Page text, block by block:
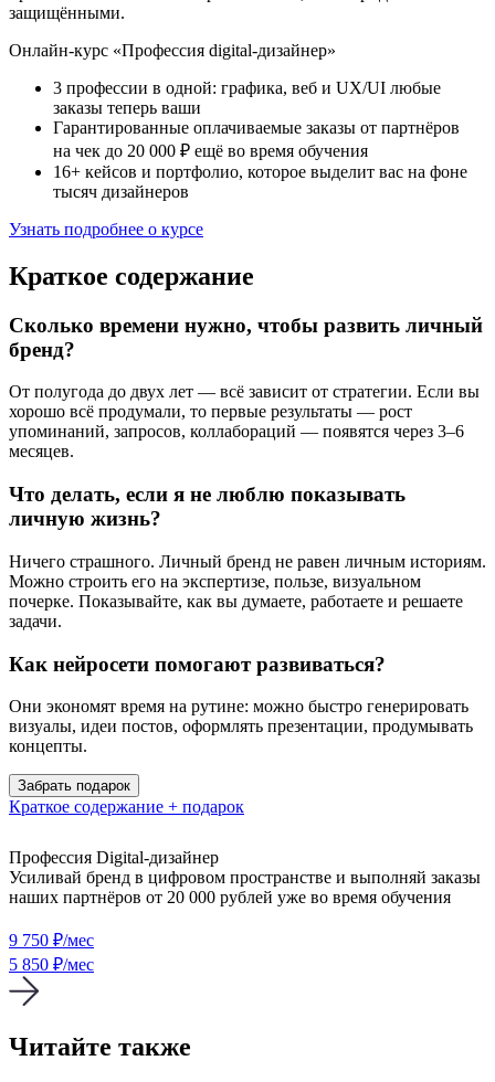
защищёнными.
Онлайн-курс «Профессия digital-дизайнер»
3 профессии в одной: графика, веб и UX/UI любые
заказы теперь ваши
Гарантированные оплачиваемые заказы от партнёров
на чек до 20 000 ₽ ещё во время обучения
16+ кейсов и портфолио, которое выделит вас на фоне
тысяч дизайнеров
Узнать подробнее о курсе
Краткое содержание
Сколько времени нужно, чтобы развить личный
бренд?
От полугода до двух лет — всё зависит от стратегии. Если вы
хорошо всё продумали, то первые результаты — рост
упоминаний, запросов, коллабораций — появятся через 3–6
месяцев.
Что делать, если я не люблю показывать
личную жизнь?
Ничего страшного. Личный бренд не равен личным историям.
Можно строить его на экспертизе, пользе, визуальном
почерке. Показывайте, как вы думаете, работаете и решаете
задачи.
Как нейросети помогают развиваться?
Они экономят время на рутине: можно быстро генерировать
визуалы, идеи постов, оформлять презентации, продумывать
концепты.
Забрать подарок
Краткое содержание + подарок
Профессия Digital-дизайнер
Усиливай бренд в цифровом пространстве и выполняй заказы
наших партнёров от 20 000 рублей уже во время обучения
9 750 ₽/мес
5 850 ₽/мес
Читайте также